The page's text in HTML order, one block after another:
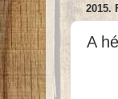
2015.
A